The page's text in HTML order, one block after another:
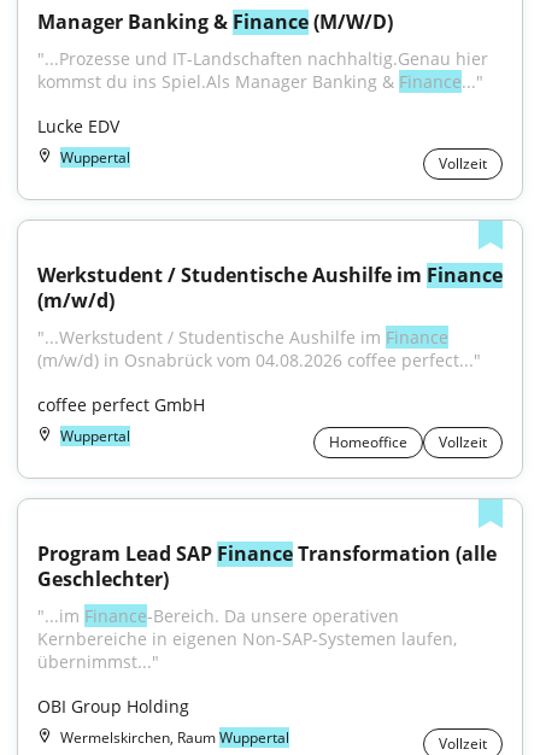
Manager Banking & Finance (M/W/D)
"...Prozesse und IT-Landschaften nachhaltig.Genau hier
kommst du ins Spiel.Als Manager Banking & Finance..."
Lucke EDV
Wuppertal Vollzeit
Werkstudent / Studentische Aushilfe im Finance
(m/w/d)
"...Werkstudent / Studentische Aushilfe im Finance
(m/w/d) in Osnabrück vom 04.08.2026 coffee perfect..."
coffee perfect GmbH
Wuppertal Homeoffice Vollzeit
Program Lead SAP Finance Transformation (alle
Geschlechter)
"...im Finance-Bereich. Da unsere operativen
Kernbereiche in eigenen Non-SAP-Systemen laufen,
übernimmst..."
OBI Group Holding
Wermelskirchen, RaumWuppertal Vollzeit